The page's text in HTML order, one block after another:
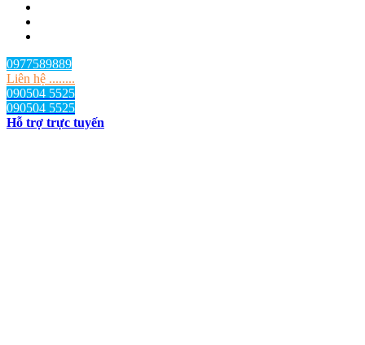
0977589889
Liên hệ ........
090504 5525
090504 5525
Hỗ trợ trực tuyến